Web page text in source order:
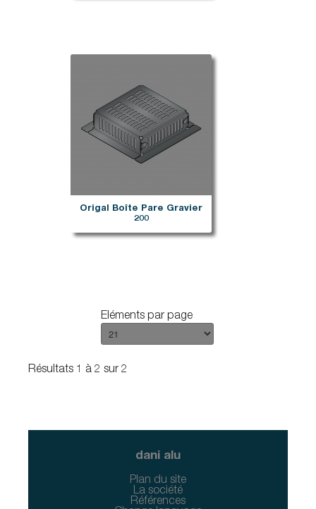
Origal Boîte Pare Gravier
200
Eléments par page
Résultats 1 à 2 sur 2
dani alu
Plan du site
La société
Références